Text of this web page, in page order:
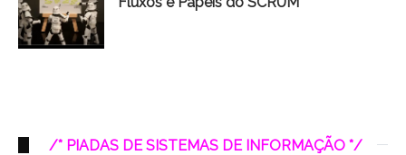
/* PIADAS DE SISTEMAS DE INFORMAÇÃO */